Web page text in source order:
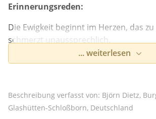
Erinnerungsreden:
Die Ewigkeit beginnt im Herzen, das
schmerzt unaussprechlich.
Abschied nehmen zu müssen ist
wie lange wir unseren Lebensweg mit
Eine gelungene Abschiedsrede hilft
doch es muss eben passen, denn es
... weiterlesen
Beschreibung verfasst von: Björn Dietz,
Glashütten-Schloßborn, Deutschland